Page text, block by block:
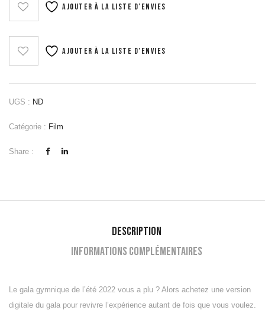
2022
Ajouter à la liste d’envies
Ajouter à la liste d’envies
UGS : ND
Catégorie : Film
Share :
Description
Informations complémentaires
Le gala gymnique de l’été 2022 vous a plu ? Alors achetez une version
digitale du gala pour revivre l’expérience autant de fois que vous voulez.